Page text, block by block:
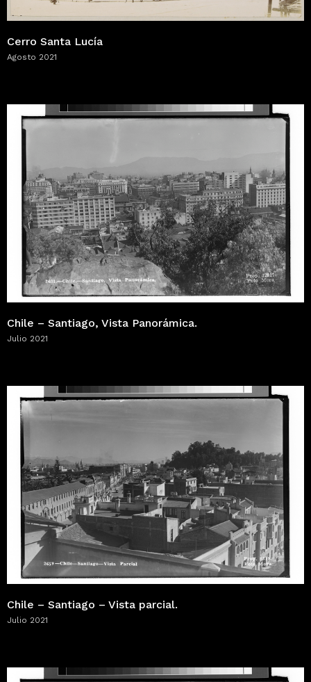
Cerro Santa Lucía
Agosto 2021
Chile – Santiago, Vista Panorámica.
Julio 2021
Chile – Santiago – Vista parcial.
Julio 2021